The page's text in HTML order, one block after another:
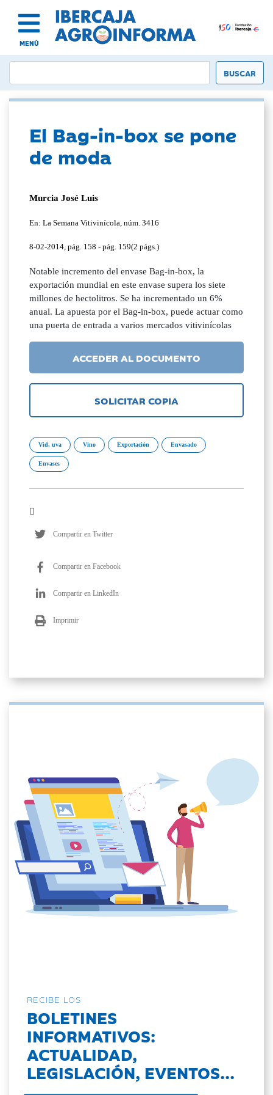
MENÚ
El Bag-in-box se pone
de moda
Murcia José Luis
En: La Semana Vitivinícola, núm. 3416
8-02-2014, pág. 158 - pág. 159(2 págs.)
Notable incremento del envase Bag-in-box, la
exportación mundial en este envase supera los siete
millones de hectolitros. Se ha incrementado un 6%
anual. La apuesta por el Bag-in-box, puede actuar como
una puerta de entrada a varios mercados vitivinícolas
ACCEDER AL DOCUMENTO
SOLICITAR COPIA
Vid, uva Vino Exportación Envasado
Envases
Compartir en Twitter
Compartir en Facebook
Compartir en LinkedIn
Imprimir
RECIBE LOS
BOLETINES
INFORMATIVOS:
ACTUALIDAD,
LEGISLACIÓN, EVENTOS...